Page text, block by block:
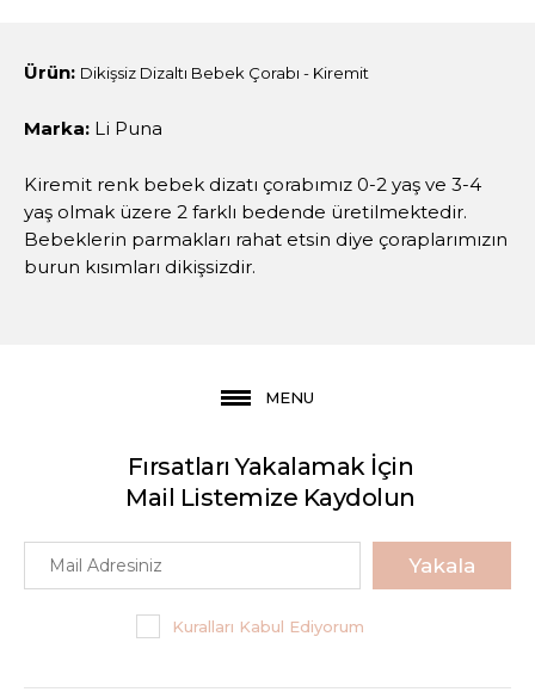
Ürün: Dikişsiz Dizaltı Bebek Çorabı - Kiremit
Marka: Li Puna
Kiremit renk bebek dizatı çorabımız 0-2 yaş ve 3-4
yaş olmak üzere 2 farklı bedende üretilmektedir.
Bebeklerin parmakları rahat etsin diye çoraplarımızın
burun kısımları dikişsizdir.
MENU
Fırsatları Yakalamak İçin
Mail Listemize Kaydolun
Yakala
Kuralları Kabul Ediyorum